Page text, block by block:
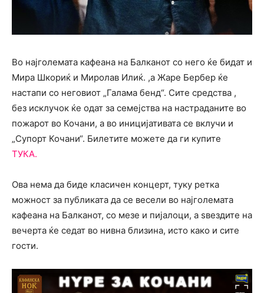
Во најголемата кафеана на Балканот со него ќе бидат и
Мира Шкориќ и Миролав Илиќ. ,а Жаре Бербер ќе
настапи со неговиот „Галама бенд“. Сите средства ,
без исклучок ќе одат за семејства на настраданите во
пожарот во Кочани, а во иницијативата се вклучи и
„Супорт Кочани“. Билетите можете да ги купите
ТУКА.
Ова нема да биде класичен концерт, туку ретка
можност за публиката да се весели во најголемата
кафеана на Балканот, со мезе и пијалоци, а ѕвездите на
вечерта ќе седат во нивна близина, исто како и сите
гости.